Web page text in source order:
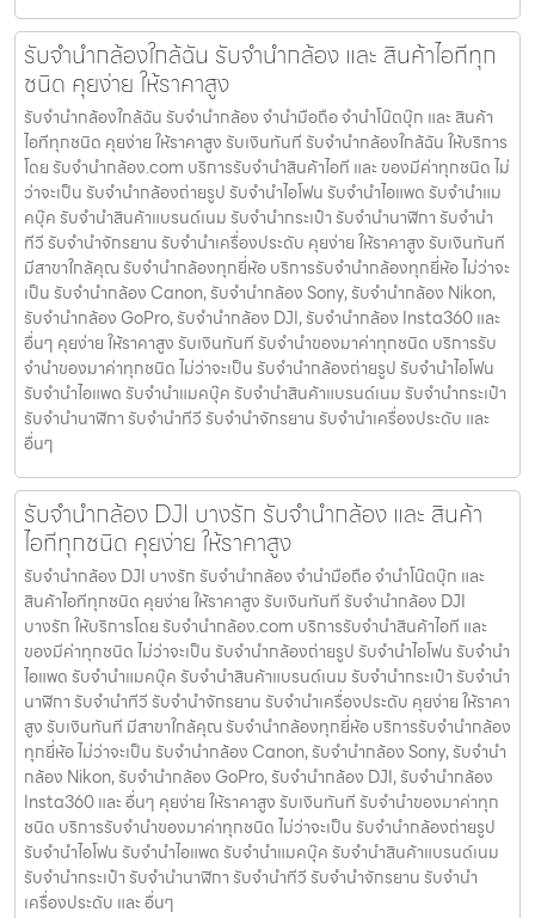
รับจำนำกล้องใกล้ฉัน รับจํานํากล้อง และ สินค้าไอทีทุก
ชนิด คุยง่าย ให้ราคาสูง
รับจำนำกล้องใกล้ฉัน รับจํานํากล้อง จำนำมือถือ จำนำโน๊ตบุ๊ก และ สินค้า
ไอทีทุกชนิด คุยง่าย ให้ราคาสูง รับเงินทันที รับจำนำกล้องใกล้ฉัน ให้บริการ
โดย รับจํานํากล้อง.com บริการรับจํานําสินค้าไอที และ ของมีค่าทุกชนิด ไม่
ว่าจะเป็น รับจํานํากล้องถ่ายรูป รับจํานําไอโฟน รับจํานําไอแพด รับจํานําแม
คบุ๊ค รับจํานําสินค้าแบรนด์เนม รับจํานํากระเป๋า รับจํานํานาฬิกา รับจํานํา
ทีวี รับจํานําจักรยาน รับจํานําเครื่องประดับ คุยง่าย ให้ราคาสูง รับเงินทันที
มีสาขาใกล้คุณ รับจำนำกล้องทุกยี่ห้อ บริการรับจำนำกล้องทุกยี่ห้อ ไม่ว่าจะ
เป็น รับจำนำกล้อง Canon, รับจำนำกล้อง Sony, รับจำนำกล้อง Nikon,
รับจำนำกล้อง GoPro, รับจำนำกล้อง DJI, รับจำนำกล้อง Insta360 และ
อื่นๆ คุยง่าย ให้ราคาสูง รับเงินทันที รับจำนำของมาค่าทุกชนิด บริการรับ
จำนำของมาค่าทุกชนิด ไม่ว่าจะเป็น รับจํานํากล้องถ่ายรูป รับจํานําไอโฟน
รับจํานําไอแพด รับจํานําแมคบุ๊ค รับจํานําสินค้าแบรนด์เนม รับจํานํากระเป๋า
รับจํานํานาฬิกา รับจํานําทีวี รับจํานําจักรยาน รับจํานําเครื่องประดับ และ
อื่นๆ
รับจำนำกล้อง DJI บางรัก รับจํานํากล้อง และ สินค้า
ไอทีทุกชนิด คุยง่าย ให้ราคาสูง
รับจำนำกล้อง DJI บางรัก รับจํานํากล้อง จำนำมือถือ จำนำโน๊ตบุ๊ก และ
สินค้าไอทีทุกชนิด คุยง่าย ให้ราคาสูง รับเงินทันที รับจำนำกล้อง DJI
บางรัก ให้บริการโดย รับจํานํากล้อง.com บริการรับจํานําสินค้าไอที และ
ของมีค่าทุกชนิด ไม่ว่าจะเป็น รับจํานํากล้องถ่ายรูป รับจํานําไอโฟน รับจํานํา
ไอแพด รับจํานําแมคบุ๊ค รับจํานําสินค้าแบรนด์เนม รับจํานํากระเป๋า รับจํานํา
นาฬิกา รับจํานําทีวี รับจํานําจักรยาน รับจํานําเครื่องประดับ คุยง่าย ให้ราคา
สูง รับเงินทันที มีสาขาใกล้คุณ รับจำนำกล้องทุกยี่ห้อ บริการรับจำนำกล้อง
ทุกยี่ห้อ ไม่ว่าจะเป็น รับจำนำกล้อง Canon, รับจำนำกล้อง Sony, รับจำนำ
กล้อง Nikon, รับจำนำกล้อง GoPro, รับจำนำกล้อง DJI, รับจำนำกล้อง
Insta360 และ อื่นๆ คุยง่าย ให้ราคาสูง รับเงินทันที รับจำนำของมาค่าทุก
ชนิด บริการรับจำนำของมาค่าทุกชนิด ไม่ว่าจะเป็น รับจํานํากล้องถ่ายรูป
รับจํานําไอโฟน รับจํานําไอแพด รับจํานําแมคบุ๊ค รับจํานําสินค้าแบรนด์เนม
รับจํานํากระเป๋า รับจํานํานาฬิกา รับจํานําทีวี รับจํานําจักรยาน รับจํานํา
เครื่องประดับ และ อื่นๆ